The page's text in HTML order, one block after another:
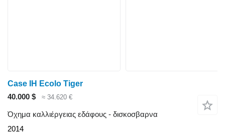
Case IH Ecolo Tiger
40.000 $
≈ 34.620 €
Όχημα καλλιέργειας εδάφους - δισκοσβαρνα
2014